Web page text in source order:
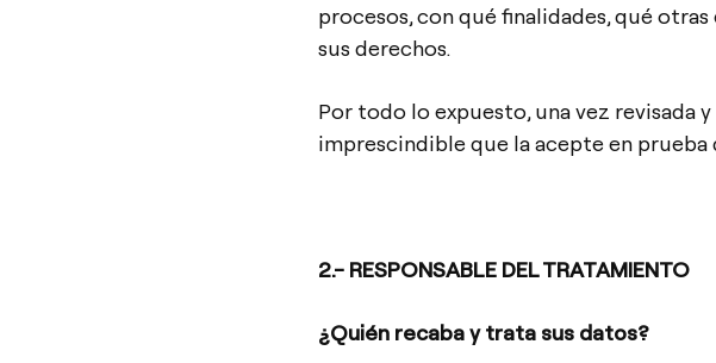
procesos, con qué finalidades, qué
sus derechos.
Por todo lo expuesto, una vez revisada
imprescindible que la acepte en
2.- RESPONSABLE DEL TRATAMIENTO
¿Quién recaba y trata sus datos?